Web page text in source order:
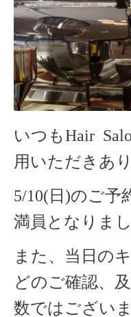
いつもHair
用いただきあ
5/10(日)のご予
満員となりまし
また、当日の
どのご確認、
数ではござい